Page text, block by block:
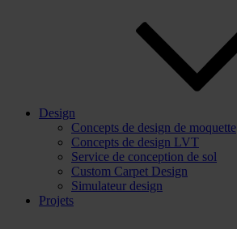
Design
Concepts de design de moquette
Concepts de design LVT
Service de conception de sol
Custom Carpet Design
Simulateur design
Projets